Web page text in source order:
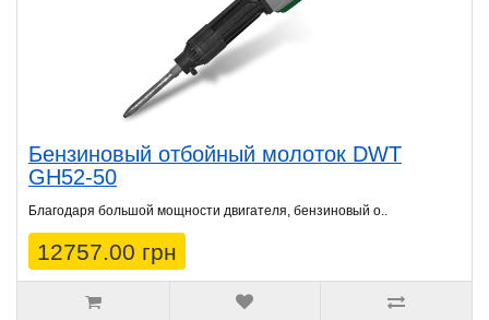
Бензиновый отбойный молоток DWT
GH52-50
Благодаря большой мощности двигателя, бензиновый о..
12757.00 грн